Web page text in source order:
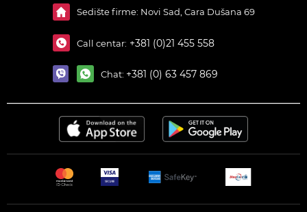
Sedište firme: Novi Sad, Cara Dušana 69
Call centar: +381 (0)21 455 558
Chat: +381 (0) 63 457 869